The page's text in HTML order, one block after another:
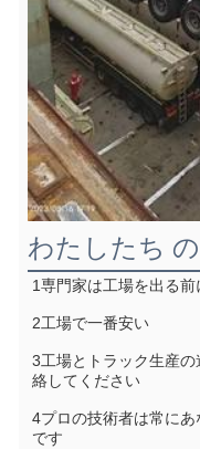
わたしたち
1専門家は工場を出る
2工場で一番安い
3工場とトラック生産
絡してください
4プロの技術者は常に
です